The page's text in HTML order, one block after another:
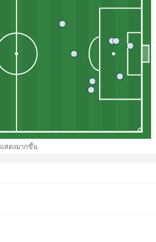
แสดงมากขึ้น